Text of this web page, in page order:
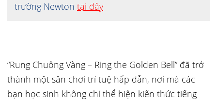
trường Newton tại đây
“Rung Chuông Vàng – Ring the Golden Bell” đã trở
thành một sân chơi trí tuệ hấp dẫn, nơi mà các
bạn học sinh không chỉ thể hiện kiến thức tiếng